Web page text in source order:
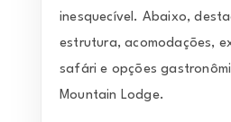
inesquecível. Abaixo,
estrutura, acomodações,
safári e opções
Mountain Lodge.